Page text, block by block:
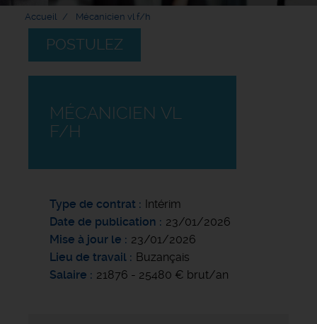
Accueil Mécanicien vl f/h
POSTULEZ
MÉCANICIEN VL
F/H
Type de contrat
Intérim
Date de publication
23/01/2026
Mise à jour le
23/01/2026
Lieu de travail
Buzançais
Salaire
21876 - 25480 € brut/an